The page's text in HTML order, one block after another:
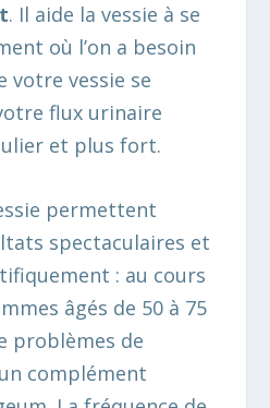
. Il aide la vessie à se
où l’on a besoin
votre vessie se
flux urinaire
et plus fort.
permettent
spectaculaires et
: au cours
âgés de 50 à 75
problèmes de
complément